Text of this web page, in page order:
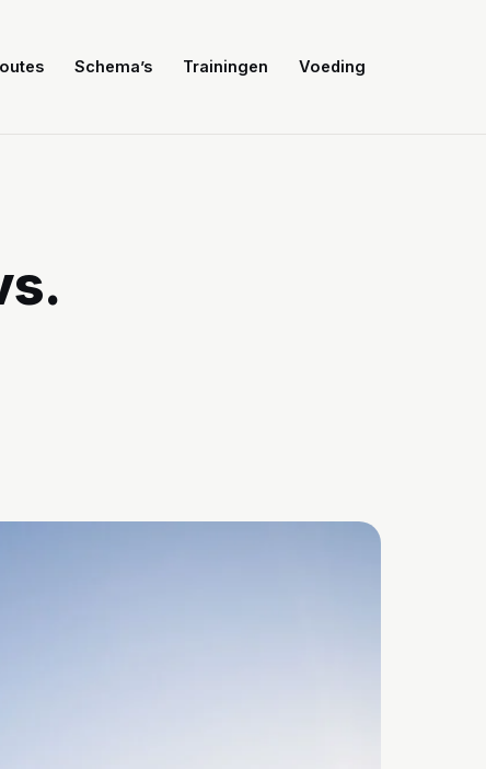
Schema’s Trainingen Voeding